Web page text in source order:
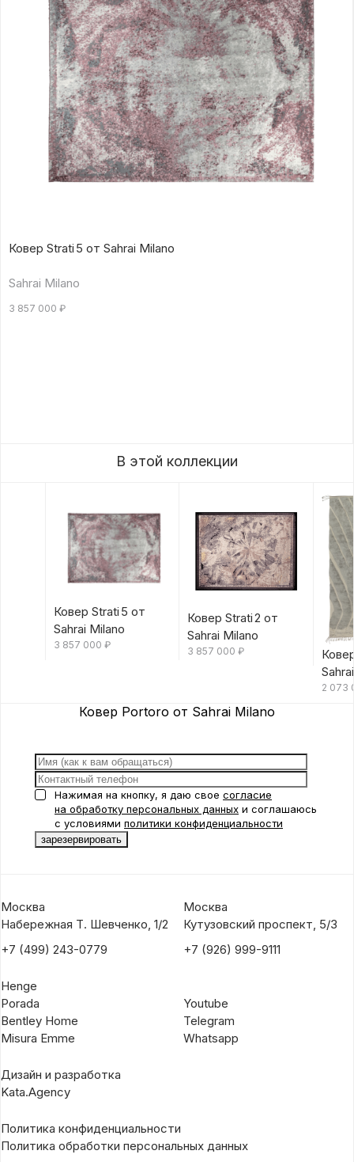
Ковер Strati 5 от Sahrai Milano
Sahrai Milano
3 857 000 ₽
В этой коллекции
Ковер Strati 5 от
Sahrai Milano
3 857 000 ₽
Ковер Strati 2 от
Sahrai Milano
3 857 000 ₽
2 073
Ковер Portoro от Sahrai Milano
Нажимая на кнопку, я даю свое согласие
на обработку персональных данных и соглашаюсь
с условиями политики конфиденциальности
Москва
Набережная Т. Шевченко, 1/2
+7 (499) 243-0779
Москва
Кутузовский проспект, 5/3
+7 (926) 999-9111
Henge
Porada
Bentley Home
Misura Emme
Youtube
Telegram
Whatsapp
Дизайн и разработка
Kata.Agency
Политика конфиденциальности
Политика обработки персональных данных